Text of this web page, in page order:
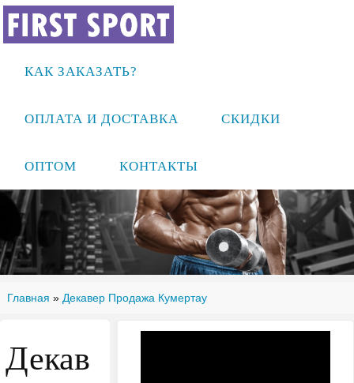
КАК ЗАКАЗАТЬ?
ОПЛАТА И ДОСТАВКА СКИДКИ
ОПТОМ КОНТАКТЫ
Главная » Декавер Продажа Кумертау
Декав